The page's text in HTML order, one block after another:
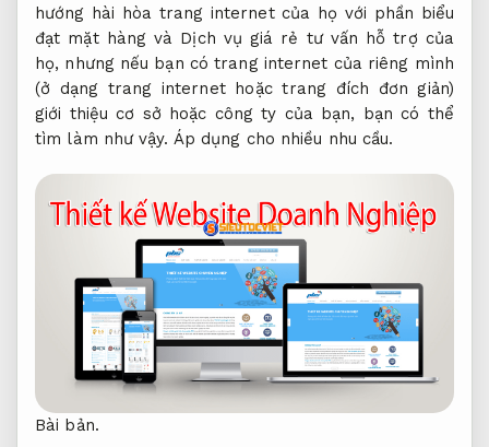
hướng hài hòa trang internet của họ với phần biểu
đạt mặt hàng và Dịch vụ giá rẻ tư vấn hỗ trợ của
họ, nhưng nếu bạn có trang internet của riêng mình
(ở dạng trang internet hoặc trang đích đơn giản)
giới thiệu cơ sở hoặc công ty của bạn, bạn có thể
tìm làm như vậy. Áp dụng cho nhiều nhu cầu.
Bài bản.